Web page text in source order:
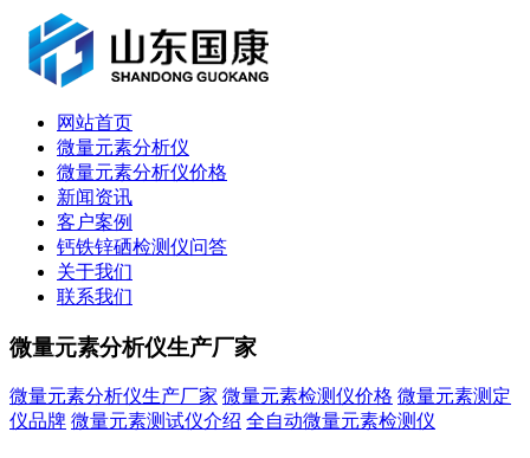
网站首页
微量元素分析仪
微量元素分析仪价格
新闻资讯
客户案例
钙铁锌硒检测仪问答
关于我们
联系我们
微量元素分析仪生产厂家
微量元素分析仪生产厂家 微量元素检测仪价格 微量元素测定
仪品牌 微量元素测试仪介绍 全自动微量元素检测仪